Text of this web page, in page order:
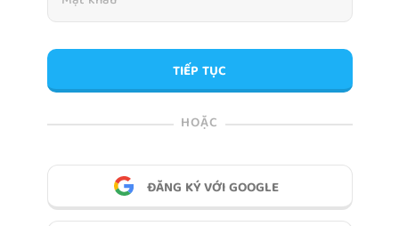
TIẾP TỤC
HOẶC
ĐĂNG KÝ VỚI GOOGLE